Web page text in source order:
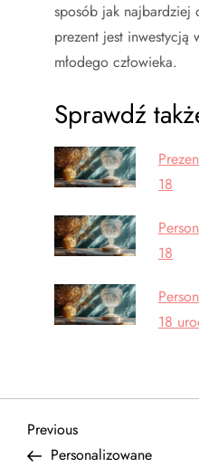
sposób jak najbardziej
prezent jest inwestycją
młodego człowieka.
Sprawdź
18
18
18
N
Previous
Post
Previous
Personalizowane